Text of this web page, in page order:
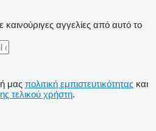
αγγελίες από αυτό το
μας πολιτική εμπιστευτικότητας και
τελικού χρήστη.